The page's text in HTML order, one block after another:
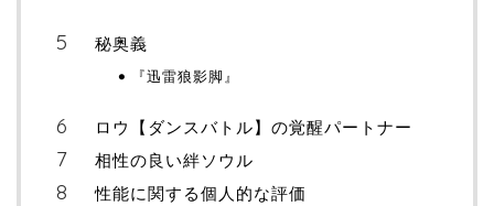
秘奥義
『迅雷狼影脚』
ロウ【ダンスバトル】の覚醒パートナー
相性の良い絆ソウル
性能に関する個人的な評価